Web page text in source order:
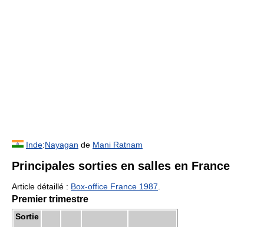
Inde:Nayagan de Mani Ratnam
Principales sorties en salles en France
Article détaillé : Box-office France 1987
Premier trimestre
Sortie